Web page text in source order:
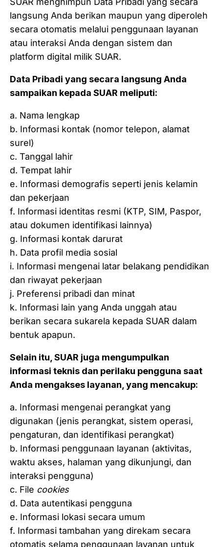
langsung Anda berikan maupun yang diperoleh
secara otomatis melalui penggunaan layanan
atau interaksi Anda dengan sistem dan
platform digital milik SUAR.
Data Pribadi yang secara langsung Anda
sampaikan kepada SUAR meliputi:
a. Nama lengkap
b. Informasi kontak (nomor telepon, alamat
surel)
c. Tanggal lahir
d. Tempat lahir
e. Informasi demografis seperti jenis kelamin
dan pekerjaan
f. Informasi identitas resmi (KTP, SIM, Paspor,
atau dokumen identifikasi lainnya)
g. Informasi kontak darurat
h. Data profil media sosial
i. Informasi mengenai latar belakang pendidikan
dan riwayat pekerjaan
j. Preferensi pribadi dan minat
k. Informasi lain yang Anda unggah atau
berikan secara sukarela kepada SUAR dalam
bentuk apapun.
Selain itu, SUAR juga mengumpulkan
informasi teknis dan perilaku pengguna saat
Anda mengakses layanan, yang mencakup:
a. Informasi mengenai perangkat yang
digunakan (jenis perangkat, sistem operasi,
pengaturan, dan identifikasi perangkat)
b. Informasi penggunaan layanan (aktivitas,
waktu akses, halaman yang dikunjungi, dan
interaksi pengguna)
c. File cookies
d. Data autentikasi pengguna
e. Informasi lokasi secara umum
f. Informasi tambahan yang direkam secara
otomatis selama penggunaan layanan untuk